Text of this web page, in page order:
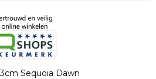
Sequoia Dawn